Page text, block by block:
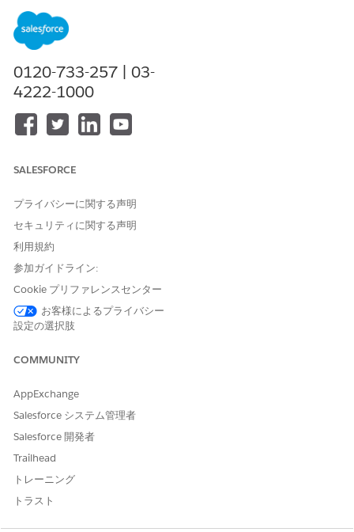
属するEnterprise
デジタル医療保険を設定する前に、次のことを確認してくださ
デジタル保険の設定
デジタルエクスペリエンスの有効化
ご意見をお待ちしております。
0120-733-257 | 03-
4222-1000
SALESFORCE
プライバシーに関する声明
セキュリティに関する声明
利用規約
参加ガイドライン:
Cookie プリファレンスセンター
お客様によるプライバシー
設定の選択肢
COMMUNITY
AppExchange
Salesforce システム管理者
Salesforce 開発者
Trailhead
トレーニング
トラスト